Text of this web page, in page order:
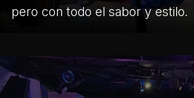
pero con todo el sabor y estilo.